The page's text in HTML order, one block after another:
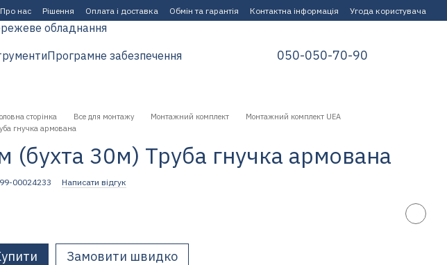
Про нас Рішення Оплата і доставка Обмін та гарантія Контактна інформація Угода користувача
обладнання
Програмне забезпечення
050-050-70-90
сторінка Все для монтажу Монтажний комплект
Монтажний комплект UEA
гнучка армована
(бухта 30м) Труба гнучка армована
00024233 Написати відгук
Замовити швидко